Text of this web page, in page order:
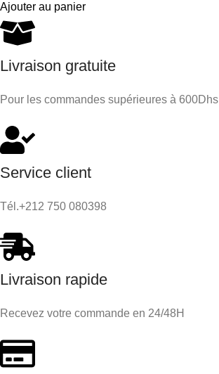
Ajouter au panier
Livraison gratuite
Pour les commandes supérieures à 600Dhs
Service client
Tél.+212 750 080398
Livraison rapide
Recevez votre commande en 24/48H